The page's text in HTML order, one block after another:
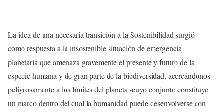
La idea de una necesaria transición a la Sostenibilidad surgió
como respuesta a la insostenible situación de emergencia
planetaria que amenaza gravemente el presente y futuro de la
especie humana y de gran parte de la biodiversidad, acercándonos
peligrosamente a los límites del planeta -cuyo conjunto constituye
un marco dentro del cual la humanidad puede desenvolverse con